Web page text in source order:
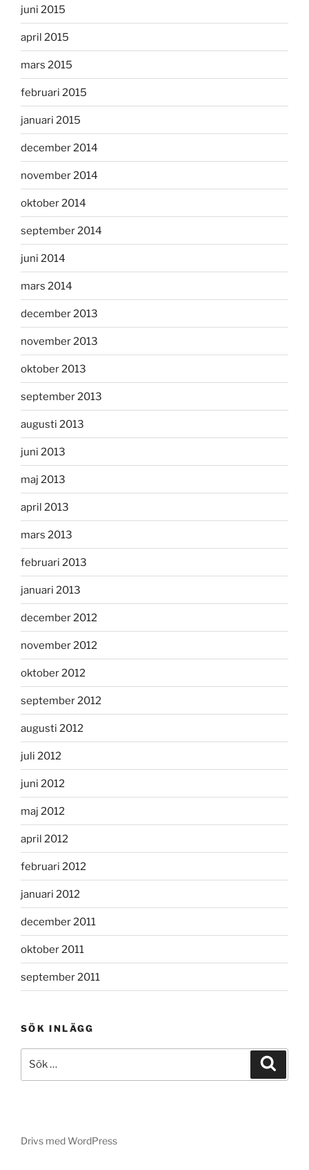
juni 2015
april 2015
mars 2015
februari 2015
januari 2015
december 2014
november 2014
oktober 2014
september 2014
juni 2014
mars 2014
december 2013
november 2013
oktober 2013
september 2013
augusti 2013
juni 2013
maj 2013
april 2013
mars 2013
februari 2013
januari 2013
december 2012
november 2012
oktober 2012
september 2012
augusti 2012
juli 2012
juni 2012
maj 2012
april 2012
februari 2012
januari 2012
december 2011
oktober 2011
september 2011
SÖK INLÄGG
efter:
Drivs med WordPress